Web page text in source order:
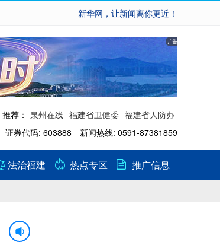
新华网，让新闻离你更近！
推荐： 泉州在线 福建省卫健委 福建省人防办
证券代码: 603888 新闻热线: 0591-87381859
法治福建 热点专区
推广信息